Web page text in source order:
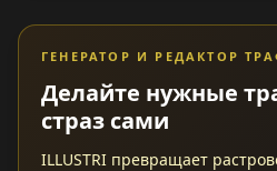
ГЕНЕРАТОР И РЕДАКТОР
Делайте нужные
страз сами
ILLUSTRI превращает